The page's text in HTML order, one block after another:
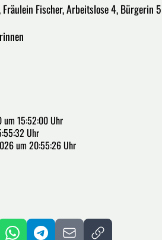
Fischer, Arbeitslose 4, Bürgerin 5
um 15:52:00 Uhr
Uhr
um 20:55:26 Uhr